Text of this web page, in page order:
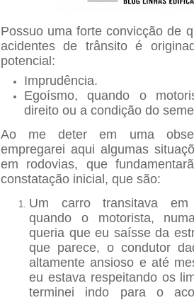
Possuo uma forte convicção de
acidentes de trânsito é
potencial:
Imprudência.
Egoísmo, quando o
direito ou a condição do
Ao me deter em uma
empregarei aqui algumas
em rodovias, que
constatação inicial, que são:
Um carro transitava em
quando o motorista,
queria que eu saísse da
que parece, o condutor
altamente ansioso e até
eu estava respeitando os
terminei indo para o